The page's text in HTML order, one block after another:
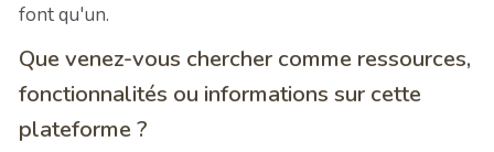
font qu'un.
Que venez-vous chercher comme ressources,
fonctionnalités ou informations sur cette
plateforme ?